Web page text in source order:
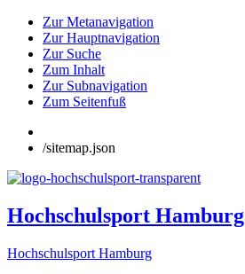
Zur Metanavigation
Zur Hauptnavigation
Zur Suche
Zum Inhalt
Zur Subnavigation
Zum Seitenfuß
/sitemap.json
Hochschulsport Hamburg
Hochschulsport Hamburg